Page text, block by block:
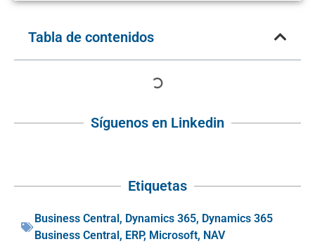
Tabla de contenidos
Síguenos en Linkedin
Etiquetas
Business Central, Dynamics 365, Dynamics 365
Business Central, ERP, Microsoft, NAV